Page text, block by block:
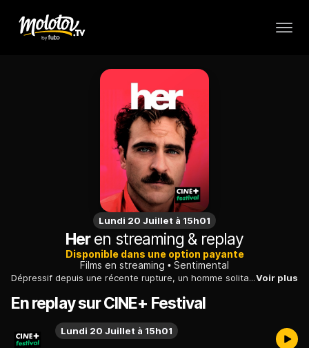
Lundi 20 Juillet à 15h01
Heren streaming & replay
Disponible dans une option payante
Films en streaming
Sentimental
Dépressif depuis une récente rupture, un homme solitaire trouve un réel réconfort auprès d'une voix, sensible et brillante, dont il tombe peu à peu amoureux.Voir plus
En replay sur CINE+ Festival
Lundi 20 Juillet à 15h01